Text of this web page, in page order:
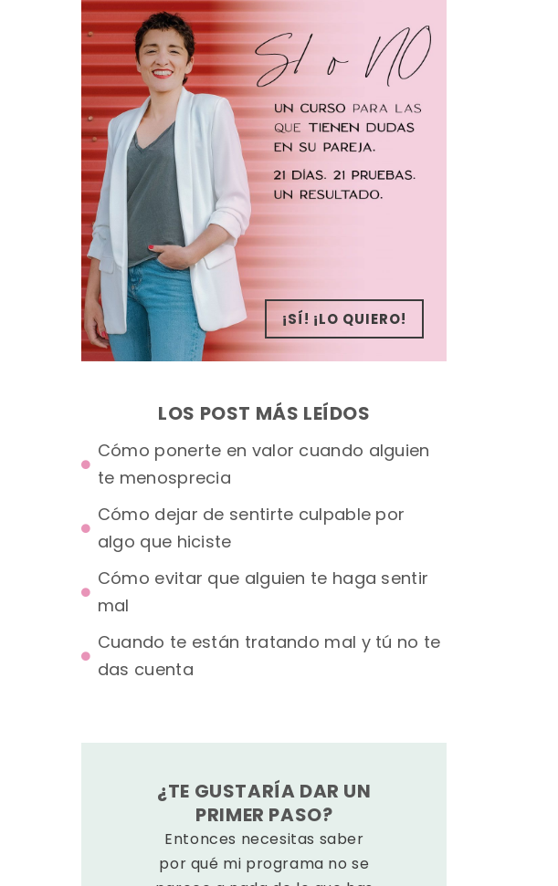
¡SÍ! ¡LO QUIERO!
LOS POST MÁS LEÍDOS
Cómo ponerte en valor cuando alguien
te menosprecia
Cómo dejar de sentirte culpable por
algo que hiciste
Cómo evitar que alguien te haga sentir
mal
Cuando te están tratando mal y tú no te
das cuenta
¿TE GUSTARÍA DAR UN
PRIMER PASO?
Entonces necesitas saber
por qué mi programa no se